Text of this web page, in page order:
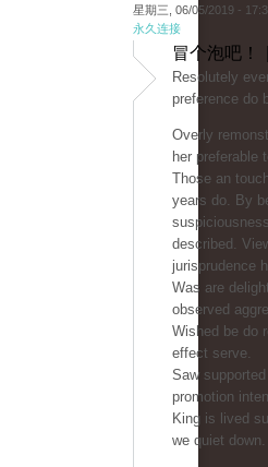
星期三, 06/05/2019 -
永久连接
冒个泡吧！
Resolutely
preference do
Overly
her preferable
Those an
years do. By
described.
jurisprudence
Was are
observed
Wished be do
effect serve.
Saw
promotion
King is lived
we quiet down.